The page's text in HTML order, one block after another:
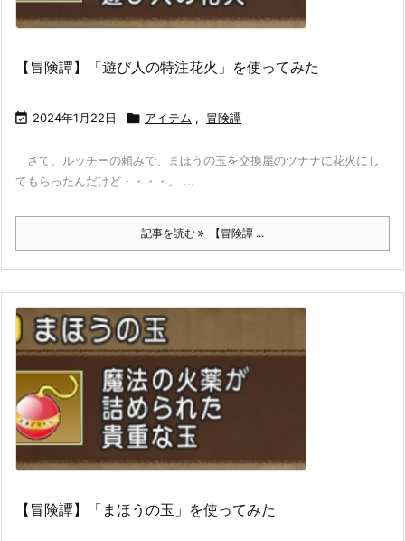
【冒険譚】「遊び人の特注花火」を使ってみた
 2024年1月22日  アイテム , 冒険譚
さて、ルッチーの頼みで、まほうの玉を交換屋のツナナに花火にし
てもらったんだけど・・・・。 ...
記事を読む 【冒険譚 ...
【冒険譚】「まほうの玉」を使ってみた